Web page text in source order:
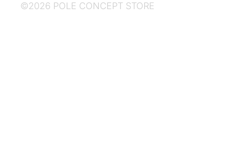
©2026 POLE CONCEPT STORE